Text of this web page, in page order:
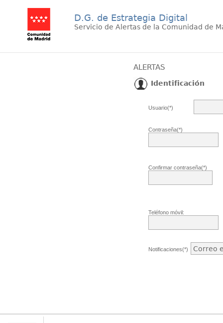
D.G. de Estrategia Digital
Servicio de Alertas de la Comunidad de
ALERTAS
Identificación
Usuario(*)
Contraseña(*)
Confirmar contraseña(*)
Teléfono móvil:
Notificaciones(*)